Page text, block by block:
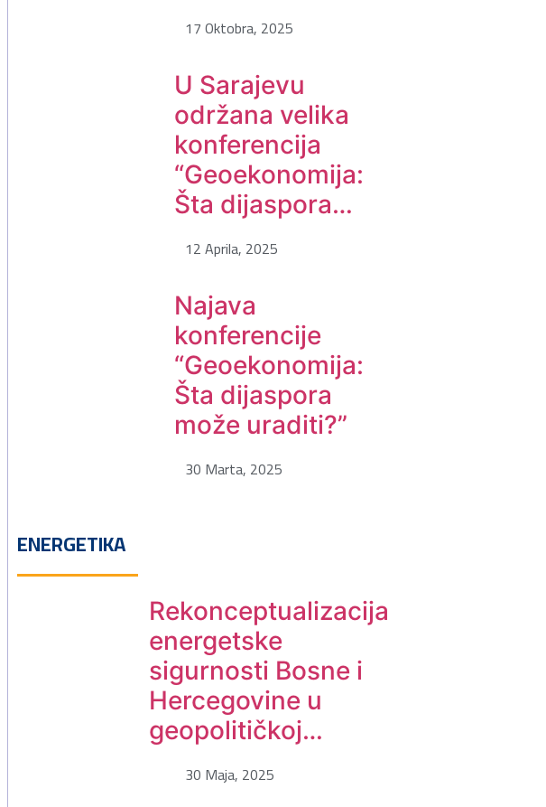
17 Oktobra, 2025
U Sarajevu
održana velika
konferencija
“Geoekonomija:
Šta dijaspora…
12 Aprila, 2025
Najava
konferencije
“Geoekonomija:
Šta dijaspora
može uraditi?”
30 Marta, 2025
ENERGETIKA
Rekonceptualizacija
energetske
sigurnosti Bosne i
Hercegovine u
geopolitičkoj…
30 Maja, 2025